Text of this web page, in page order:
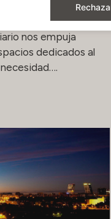
los
nos empuja
dedicados al